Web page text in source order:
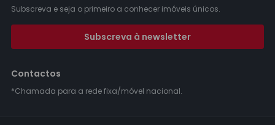
Subscreva e seja o primeiro a conhecer imóveis únicos.
Subscreva à newsletter
Contactos
*Chamada para a rede fixa/móvel nacional.